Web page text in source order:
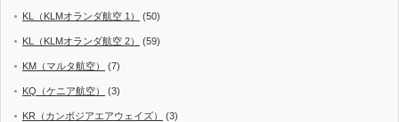
KL（KLMオランダ航空 1） (50)
KL（KLMオランダ航空 2） (59)
KM（マルタ航空） (7)
KQ（ケニア航空） (3)
KR（カンボジアエアウェイズ） (3)